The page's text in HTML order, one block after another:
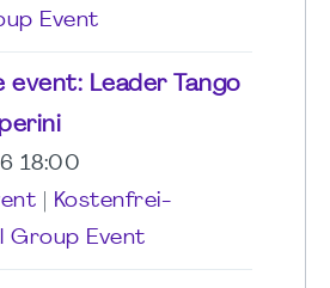
Event
event: Leader Tango
18:00
Kostenfrei-
Group Event